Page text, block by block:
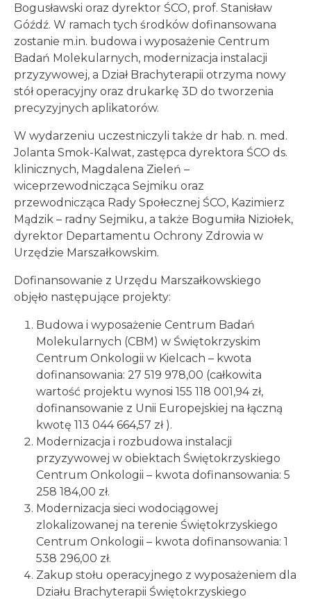
Bogusławski oraz dyrektor ŚCO, prof. Stanisław
Góźdź. W ramach tych środków dofinansowana
zostanie m.in. budowa i wyposażenie Centrum
Badań Molekularnych, modernizacja instalacji
przyzywowej, a Dział Brachyterapii otrzyma nowy
stół operacyjny oraz drukarkę 3D do tworzenia
precyzyjnych aplikatorów.
W wydarzeniu uczestniczyli także dr hab. n. med.
Jolanta Smok-Kalwat, zastępca dyrektora ŚCO ds.
klinicznych, Magdalena Zieleń –
wiceprzewodnicząca Sejmiku oraz
przewodnicząca Rady Społecznej ŚCO, Kazimierz
Mądzik – radny Sejmiku, a także Bogumiła Niziołek,
dyrektor Departamentu Ochrony Zdrowia w
Urzędzie Marszałkowskim.
Dofinansowanie z Urzędu Marszałkowskiego
objęło następujące projekty:
Budowa i wyposażenie Centrum Badań
Molekularnych (CBM) w Świętokrzyskim
Centrum Onkologii w Kielcach – kwota
dofinansowania: 27 519 978,00 (całkowita
wartość projektu wynosi 155 118 001,94 zł,
dofinansowanie z Unii Europejskiej na łączną
kwotę 113 044 664,57 zł ).
Modernizacja i rozbudowa instalacji
przyzywowej w obiektach Świętokrzyskiego
Centrum Onkologii – kwota dofinansowania: 5
258 184,00 zł.
Modernizacja sieci wodociągowej
zlokalizowanej na terenie Świętokrzyskiego
Centrum Onkologii – kwota dofinansowania: 1
538 296,00 zł.
Zakup stołu operacyjnego z wyposażeniem dla
Działu Brachyterapii Świętokrzyskiego